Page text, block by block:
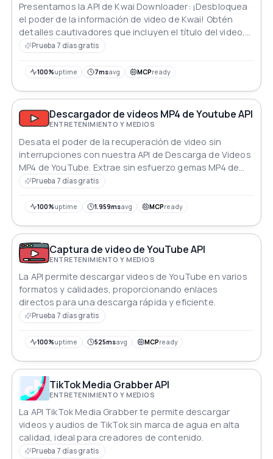
Presentamos la API de Kwai Downloader: ¡Desbloquea
el poder de la información de video de Kwai! Obtén
detalles cautivadores que incluyen el título del video,
la descripción, imágenes y más. Integra y accede sin
la API de Kwai Downloader. Descubre, analiza y
esfuerzo.
Prueba 7 días gratis
100%uptime 7msavg MCPready
Descargador de videos MP4 de Youtube API
ENTRETENIMIENTO Y MEDIOS
Desata el poder de la recuperación de video sin
interrupciones con nuestra API de Descarga de Videos
MP4 de YouTube. Extrae sin esfuerzo gemas MP4 de
cualquier enlace de YouTube mientras obtienes
descripción, duración y vistas. Eleva tu experiencia de
innovación en el panorama digital.
Prueba 7 días gratis
100%uptime 1.959msavg MCPready
Captura de video de YouTube API
ENTRETENIMIENTO Y MEDIOS
La API permite descargar videos de YouTube en varios
formatos y calidades, proporcionando enlaces
directos para una descarga rápida y eficiente.
Prueba 7 días gratis
100%uptime 525msavg MCPready
TikTok Media Grabber API
ENTRETENIMIENTO Y MEDIOS
La API TikTok Media Grabber te permite descargar
videos y audios de TikTok sin marca de agua en alta
calidad, ideal para creadores de contenido.
Prueba 7 días gratis